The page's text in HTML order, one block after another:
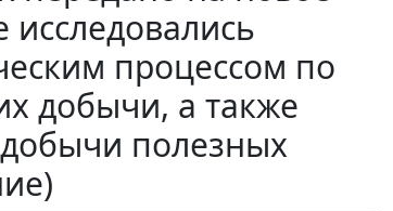
исследовались
процессом по
добычи, а также
полезных